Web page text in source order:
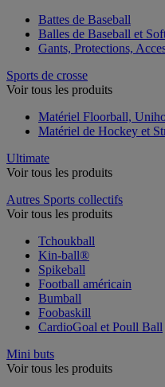
Battes de Baseball
Balles de Baseball et
Gants, Protections,
Sports de crosse
Voir tous les produits
Matériel Floorball,
Matériel de Hockey et
Ultimate
Voir tous les produits
Autres Sports collectifs
Voir tous les produits
Tchoukball
Kin-ball®
Spikeball
Football américain
Bumball
Foobaskill
CardioGoal et Poull Ball
Mini buts
Voir tous les produits